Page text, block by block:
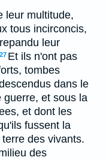
leur multitude,
tous incirconcis,
leur
27 Et ils n'ont pas
tombes
dans le
guerre, et sous la
et dont les
fussent la
des vivants.
des